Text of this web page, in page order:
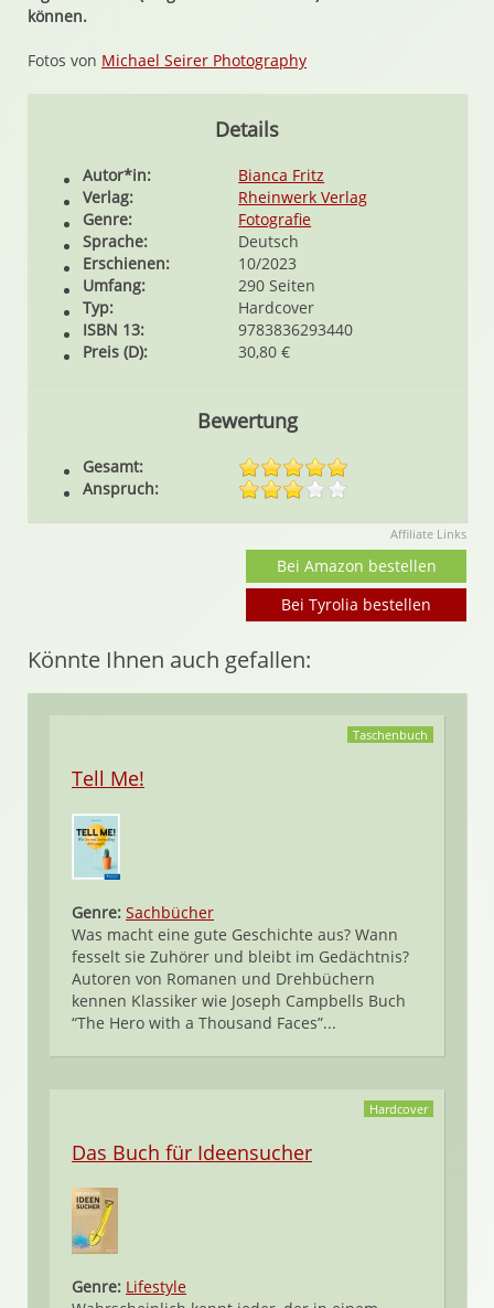
können.
Fotos von Michael Seirer Photography
Details
Autor*in:
Bianca Fritz
Verlag:
Rheinwerk Verlag
Genre:
Fotografie
Sprache:
Deutsch
Erschienen:
10/2023
Umfang:
290 Seiten
Typ:
Hardcover
ISBN 13:
9783836293440
Preis (D):
30,80 €
Bewertung
Gesamt:
Anspruch:
Affiliate Links
Bei Amazon bestellen
Bei Tyrolia bestellen
Könnte Ihnen auch gefallen:
Taschenbuch
Tell Me!
Genre: Sachbücher
Was macht eine gute Geschichte aus? Wann
fesselt sie Zuhörer und bleibt im Gedächtnis?
Autoren von Romanen und Drehbüchern
kennen Klassiker wie Joseph Campbells Buch
“The Hero with a Thousand Faces”...
Hardcover
Das Buch für Ideensucher
Genre: Lifestyle